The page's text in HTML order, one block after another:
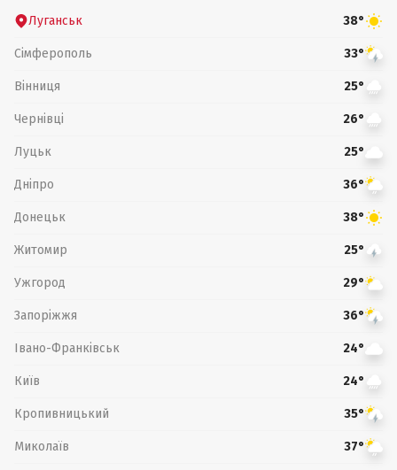
Луганськ 38°
Сімферополь 33°
Вінниця 25°
Чернівці 26°
Луцьк 25°
Дніпро 36°
Донецьк 38°
Житомир 25°
Ужгород 29°
Запоріжжя 36°
Івано-Франківськ 24°
Київ 24°
Кропивницький 35°
Миколаїв 37°